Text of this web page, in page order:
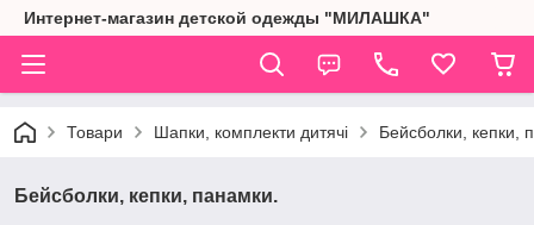
Интернет-магазин детской одежды "МИЛАШКА"
Товари Шапки, комплекти дитячі Бейсболки, кепки,
Бейсболки, кепки, панамки.